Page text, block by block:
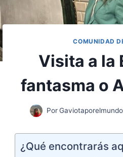
COMUNIDAD
Visita a la
fantasma o
PorGaviotaporelmundo
¿Qué encontrarás